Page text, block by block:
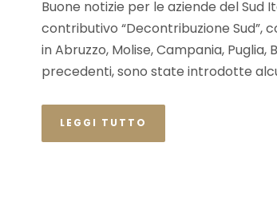
Buone notizie per le aziende del Sud
contributivo “Decontribuzione Sud”,
in Abruzzo, Molise, Campania,
precedenti, sono state introdotte
LEGGI TUTTO